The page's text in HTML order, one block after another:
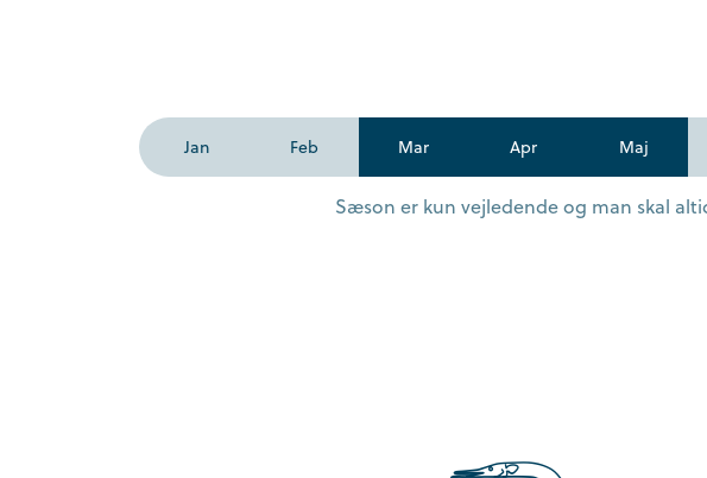
Jan Feb Mar Apr Maj
Sæson er kun vejledende og man skal